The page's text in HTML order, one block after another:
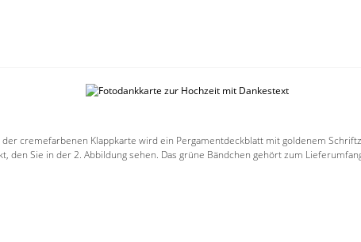
cremefarbenen Klappkarte wird ein Pergamentdeckblatt mit goldenem
Sie in der 2. Abbildung sehen. Das grüne Bändchen gehört zum